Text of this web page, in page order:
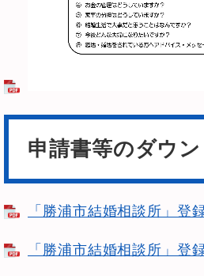
申請書等のダウ
「勝浦市結婚相談所」
「勝浦市結婚相談所」